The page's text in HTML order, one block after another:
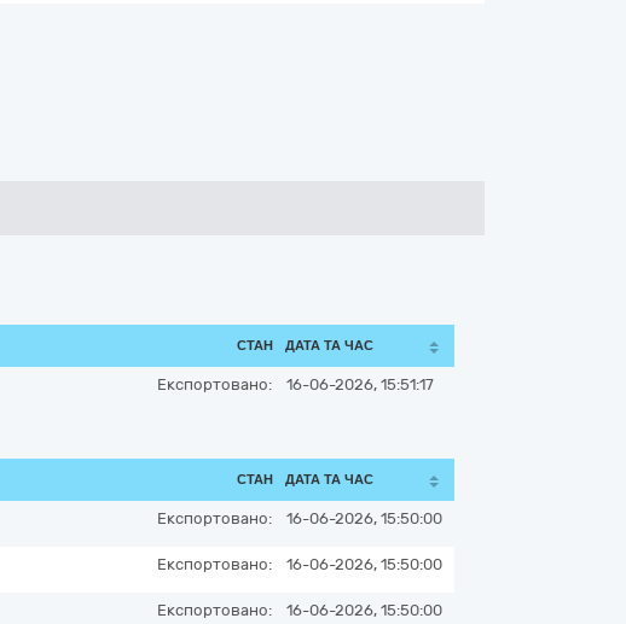
СТАН ДАТА ТА ЧАС
Експортовано: 16-06-2026, 15:51:17
СТАН ДАТА ТА ЧАС
Експортовано: 16-06-2026, 15:50:00
Експортовано: 16-06-2026, 15:50:00
Експортовано: 16-06-2026, 15:50:00